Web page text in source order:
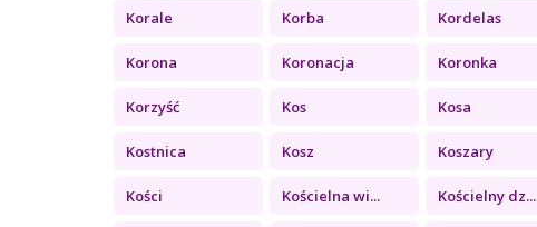
Korale Korba Kordelas
Korona Koronacja Koronka
Korzyść Kos Kosa
Kostnica Kosz Koszary
Kości Kościelna wi... Kościelny dz...